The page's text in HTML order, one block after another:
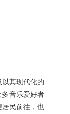
其现代化的
音乐爱好者
民前往，也